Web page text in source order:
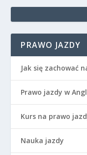
PRAWO JAZDY
Jak się zachować
Prawo jazdy w
Kurs na prawo
Nauka jazdy